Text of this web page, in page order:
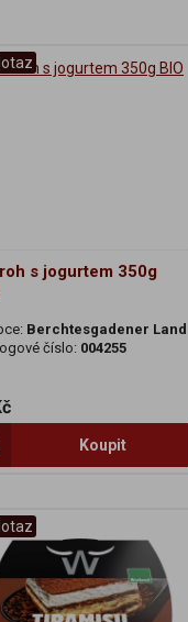
s jogurtem 350g
Berchtesgadener Land
číslo: 004255
Koupit